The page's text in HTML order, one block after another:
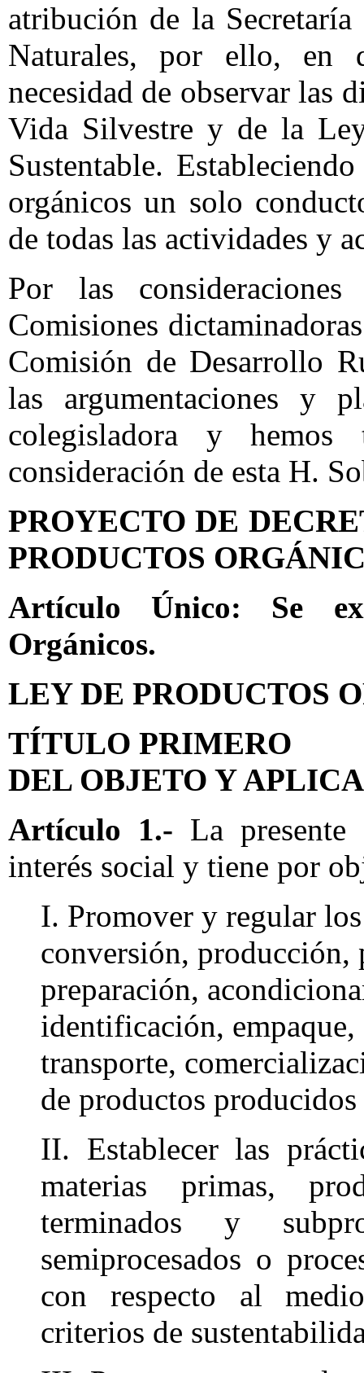
atribución de la
Naturales, por ello, en
necesidad de observar las
Vida Silvestre y de la
Sustentable.
orgánicos un solo
de todas las actividades y
Por las consideraciones
Comisiones
Comisión de Desarrollo
las argumentaciones y
colegisladora y
consideración de esta H.
PROYECTO DE
PRODUCTOS
Artículo Único: Se
Orgánicos.
LEY DE PRODUCTOS
TÍTULO PRIMERO
DEL OBJETO Y
Artículo 1.- La
interés social y tiene por
I. Promover y regular
conversión, producción,
preparación,
identificación,
transporte,
de productos
II. Establecer las
materias primas,
terminados y
semiprocesados o
con respecto al
criterios de